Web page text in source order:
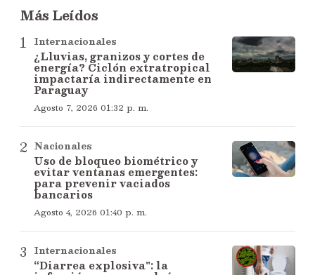
Más Leídos
Internacionales
¿Lluvias, granizos y cortes de
energía? Ciclón extratropical
impactaría indirectamente en
Paraguay
Agosto 7, 2026 01:32 p. m.
Nacionales
Uso de bloqueo biométrico y
evitar ventanas emergentes:
para prevenir vaciados
bancarios
Agosto 4, 2026 01:40 p. m.
Internacionales
“Diarrea explosiva": la